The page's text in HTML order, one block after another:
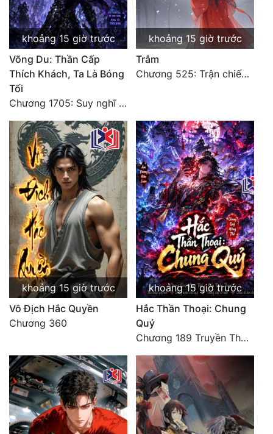
Sát Phạt Quyết Đoán
Vô Sỉ
Điềm Đạm
khoảng 15 giờ trước
Võng Du: Thần Cấp
Thích Khách, Ta Là Bóng
Tối
Chương 1705: Suy nghĩ sinh tồn của Vô Danh Tuyết!
khoảng 15 giờ trước
Trẫm
Chương 525: Trận chiến tấn công phòng thủ Macao (2)
khoảng 15 giờ trước
Vô Địch Hắc Quyền
Chương 360
khoảng 15 giờ trước
Hắc Thần Thoại: Chung
Quỷ
Chương 189 Truyền Thừa Võ Gia